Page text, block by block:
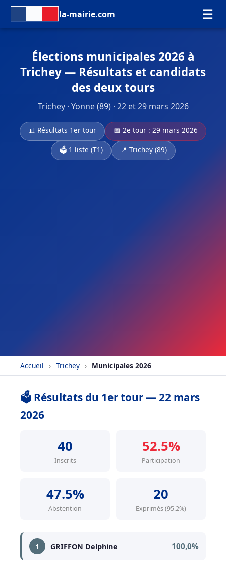
la-mairie.com ☰
Élections municipales 2026 à
Trichey — Résultats et candidats
des deux tours
Trichey · Yonne (89) · 22 et 29 mars 2026
📊 Résultats 1er tour
📅 2e tour : 29 mars 2026
🗳️ 1 liste (T1)
📍 Trichey (89)
Accueil › Trichey › Municipales 2026
🗳️ Résultats du 1er tour — 22 mars
2026
40
Inscrits
52.5%
Participation
47.5%
Abstention
20
Exprimés (95.2%)
1 GRIFFON Delphine 100,0%